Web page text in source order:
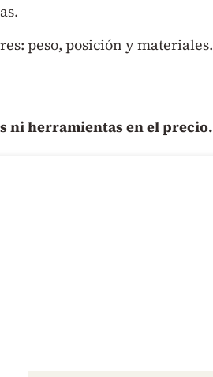
peso, posición y materiales.
ni herramientas en el precio.